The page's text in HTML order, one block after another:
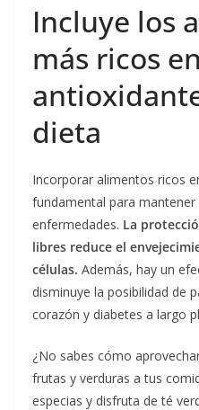
Incluye los
más ricos en
dieta
Incorporar alimentos ricos
fundamental para
enfermedades. La
libres reduce el
células. Además, hay un
disminuye la posibilidad de
corazón y diabetes a largo
¿No sabes cómo
frutas y verduras a tus
especias y disfruta de té